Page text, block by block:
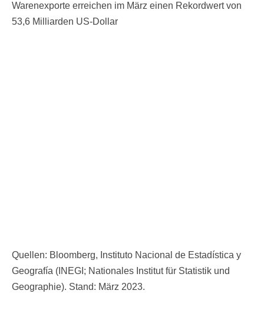
Warenexporte erreichen im März einen Rekordwert von
53,6 Milliarden US-Dollar
Quellen: Bloomberg, Instituto Nacional de Estadística y
Geografía (INEGI; Nationales Institut für Statistik und
Geographie). Stand: März 2023.